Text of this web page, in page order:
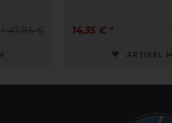
47,85 € 14,35 € *
ARTIKEL